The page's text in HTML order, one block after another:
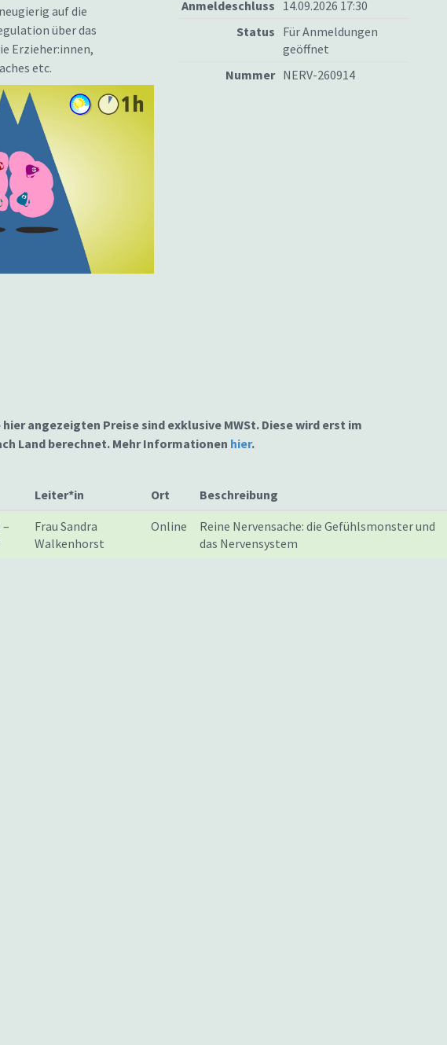
auf die
über das
Erzieher:innen,
etc.
Anmeldeschluss 14.09.2026 17:30
Status Für Anmeldungen
geöffnet
Nummer NERV-260914
angezeigten Preise sind exklusive MWSt. Diese wird erst im
Land berechnet. Mehr Informationen hier.
Leiter*in Ort
Beschreibung
–
Frau Sandra
Walkenhorst
Online
Reine Nervensache: die Gefühlsmonster und
das Nervensystem